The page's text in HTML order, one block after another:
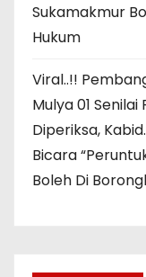
Sukamakmur
Hukum
Viral..!!
Mulya 01
Diperiksa,
Bicara
Boleh Di